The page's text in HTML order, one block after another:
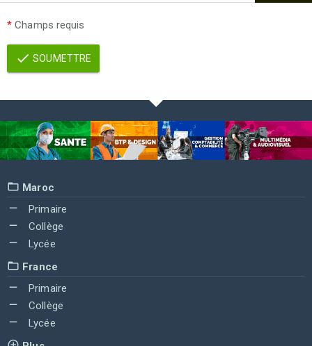
* Champs requis
SOUMETTRE
Maroc
Primaire
Collège
Lycée
France
Primaire
Collège
Lycée